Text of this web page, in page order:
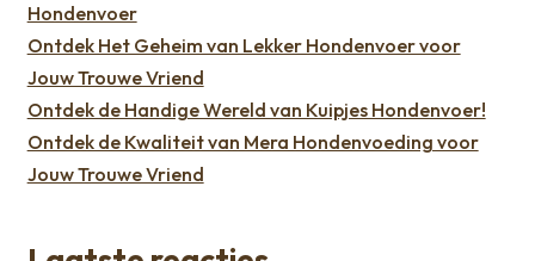
Hondenvoer
Ontdek Het Geheim van Lekker Hondenvoer voor
Jouw Trouwe Vriend
Ontdek de Handige Wereld van Kuipjes Hondenvoer!
Ontdek de Kwaliteit van Mera Hondenvoeding voor
Jouw Trouwe Vriend